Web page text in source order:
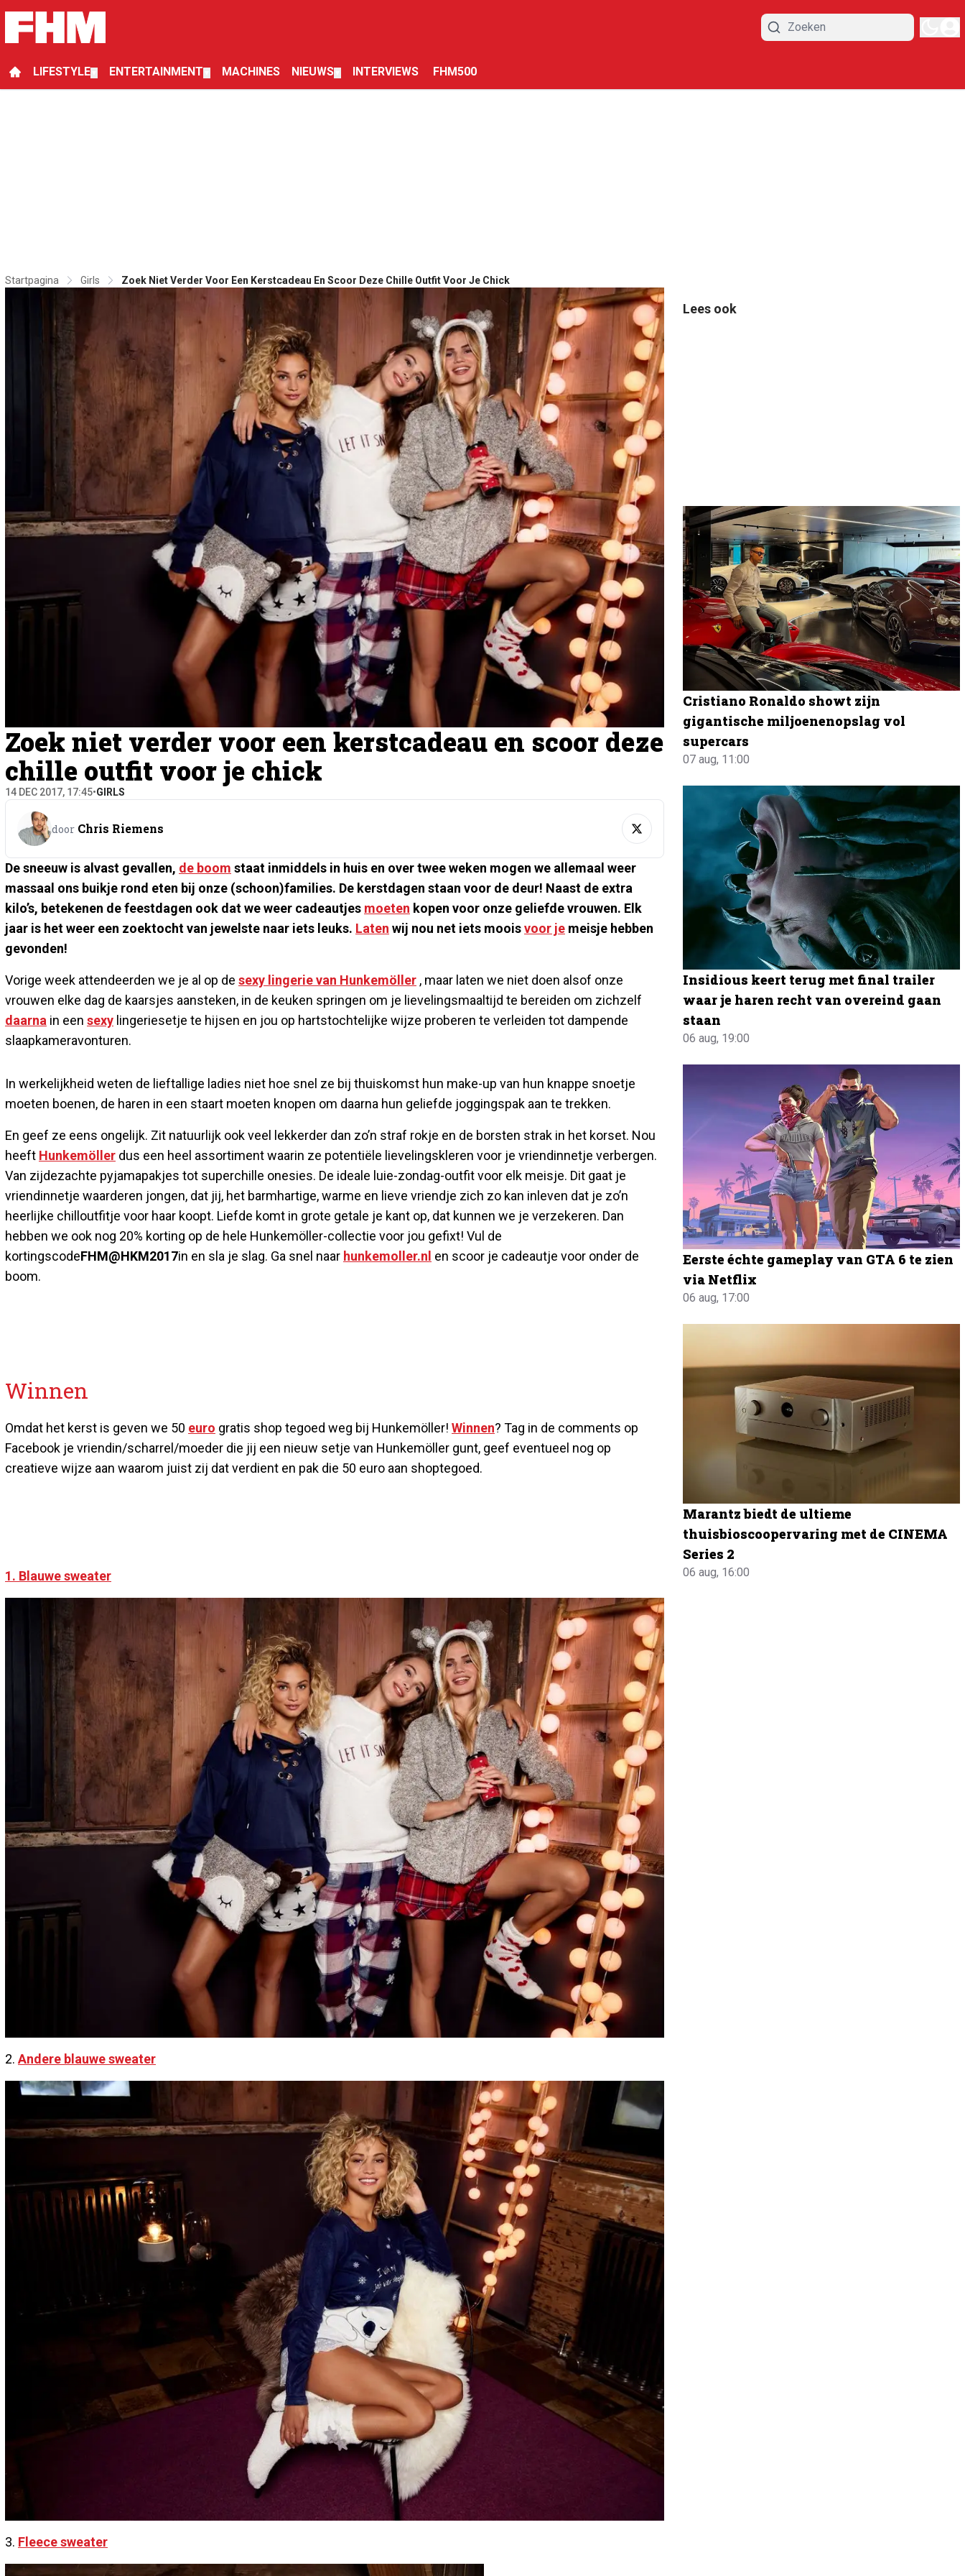
LIFESTYLE ENTERTAINMENT MACHINES NIEUWS INTERVIEWS FHM500
Startpagina Girls Zoek Niet Verder Voor Een Kerstcadeau En Scoor Deze Chille Outfit Voor Je Chick
Zoek niet verder voor een kerstcadeau en scoor deze
chille outfit voor je chick
14 DEC 2017, 17:45•GIRLS
door Chris Riemens
De sneeuw is alvast gevallen, de boom staat inmiddels in huis en over twee weken mogen we allemaal weer
massaal ons buikje rond eten bij onze (schoon)families. De kerstdagen staan voor de deur! Naast de extra
kilo’s, betekenen de feestdagen ook dat we weer cadeautjes moeten kopen voor onze geliefde vrouwen. Elk
jaar is het weer een zoektocht van jewelste naar iets leuks. Laten wij nou net iets mooisvoor je meisje hebben
gevonden!
Vorige week attendeerden we je al op de sexy lingerie van Hunkemöller , maar laten we niet doen alsof onze
vrouwen elke dag de kaarsjes aansteken, in de keuken springen om je lievelingsmaaltijd te bereiden om zichzelf
daarna in een sexy lingeriesetje te hijsen en jou op hartstochtelijke wijze proberen te verleiden tot dampende
slaapkameravonturen.
In werkelijkheid weten de lieftallige ladies niet hoe snel ze bij thuiskomst hun make-up van hun knappe snoetje
moeten boenen, de haren in een staart moeten knopen om daarna hun geliefde joggingspak aan te trekken.
En geef ze eens ongelijk. Zit natuurlijk ook veel lekkerder dan zo’n straf rokje en de borsten strak in het korset. Nou
heeft Hunkemöller dus een heel assortiment waarin ze potentiële lievelingskleren voor je vriendinnetje verbergen.
Van zijdezachte pyjamapakjes tot superchille onesies. De ideale luie-zondag-outfit voor elk meisje. Dit gaat je
vriendinnetje waarderen jongen, dat jij, het barmhartige, warme en lieve vriendje zich zo kan inleven dat je zo’n
heerlijke chilloutfitje voor haar koopt. Liefde komt in grote getale je kant op, dat kunnen we je verzekeren. Dan
hebben we ook nog 20% korting op de hele Hunkemöller-collectie voor jou gefixt! Vul de
kortingscodeFHM@HKM2017in en sla je slag. Ga snel naar hunkemoller.nl en scoor je cadeautje voor onder de
boom.
Winnen
Omdat het kerst is geven we 50 euro gratis shop tegoed weg bij Hunkemöller! Winnen? Tag in de comments op
Facebook je vriendin/scharrel/moeder die jij een nieuw setje van Hunkemöller gunt, geef eventueel nog op
creatieve wijze aan waarom juist zij dat verdient en pak die 50 euro aan shoptegoed.
1. Blauwe sweater
2. Andere blauwe sweater
3. Fleece sweater
Lees ook
Cristiano Ronaldo showt zijn
gigantische miljoenenopslag vol
supercars
07 aug, 11:00
Insidious keert terug met final trailer
waar je haren recht van overeind gaan
staan
06 aug, 19:00
Eerste échte gameplay van GTA 6 te zien
via Netflix
06 aug, 17:00
Marantz biedt de ultieme
thuisbioscoopervaring met de CINEMA
Series 2
06 aug, 16:00